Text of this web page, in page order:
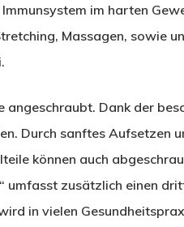
im harten
Massagen, sowie
Dank der
Durch sanftes Aufsetzen
können auch
umfasst zusätzlich einen
in vielen